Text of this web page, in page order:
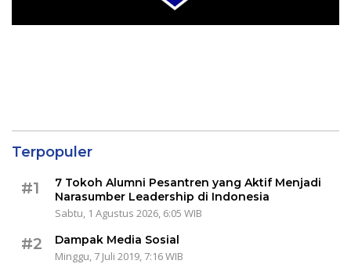
Terpopuler
#1
7 Tokoh Alumni Pesantren yang Aktif Menjadi
Narasumber Leadership di Indonesia
Sabtu, 1 Agustus 2026, 6:05 WIB
#2
Dampak Media Sosial
Minggu, 7 Juli 2019, 7:16 WIB